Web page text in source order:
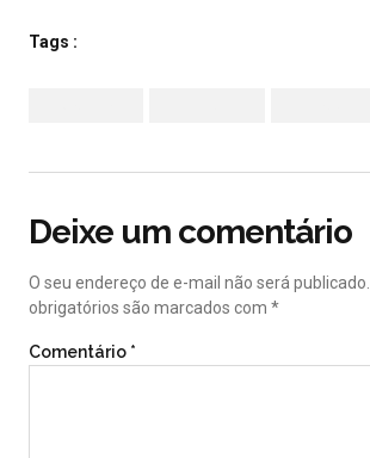
Tags :
Deixe um comentário
O seu endereço de e-mail não será publicado.
obrigatórios são marcados com *
Comentário *